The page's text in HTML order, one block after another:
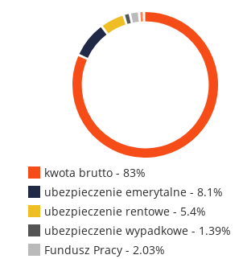
kwota brutto - 83%
ubezpieczenie emerytalne - 8.1%
ubezpieczenie rentowe - 5.4%
ubezpieczenie wypadkowe - 1.39%
Fundusz Pracy - 2.03%